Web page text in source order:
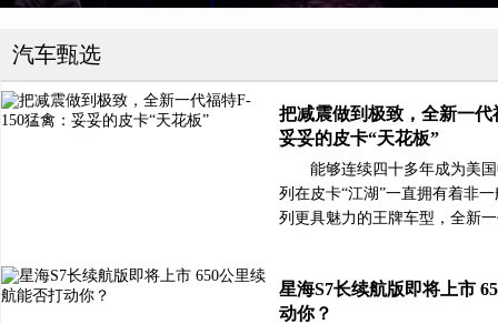
汽车甄选
把减震做到极致，全新一代
妥妥的皮卡“天花板”
能够连续四十多年成为美
列在皮卡“江湖”一直拥有着非
列更具魅力的王牌车型，全新
星海S7长续航版即将上市
动你？